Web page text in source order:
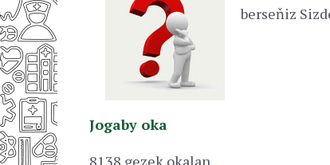
berseňiz
Jogaby oka
8138 gezek okalan